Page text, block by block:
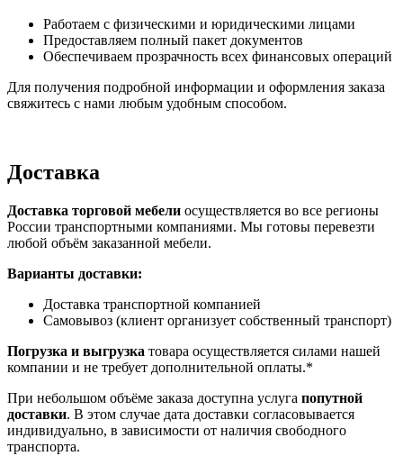
Работаем с физическими и юридическими лицами
Предоставляем полный пакет документов
Обеспечиваем прозрачность всех финансовых операций
Для получения подробной информации и оформления заказа
свяжитесь с нами любым удобным способом.
Доставка
Доставка торговой мебели осуществляется во все регионы
России транспортными компаниями. Мы готовы перевезти
любой объём заказанной мебели.
Варианты доставки:
Доставка транспортной компанией
Самовывоз (клиент организует собственный транспорт)
Погрузка и выгрузка товара осуществляется силами нашей
компании и не требует дополнительной оплаты.*
При небольшом объёме заказа доступна услуга попутной
доставки. В этом случае дата доставки согласовывается
индивидуально, в зависимости от наличия свободного
транспорта.